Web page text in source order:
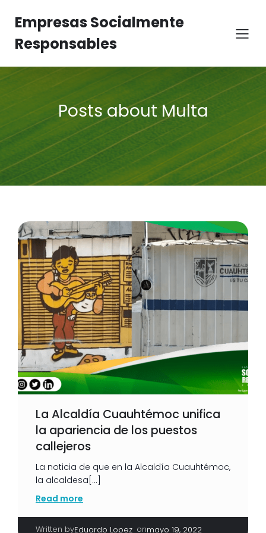
Empresas Socialmente
Responsables
Posts about Multa
La Alcaldía Cuauhtémoc unifica
la apariencia de los puestos
callejeros
La noticia de que en la Alcaldía Cuauhtémoc,
la alcaldesa[…]
Read more
Written byEduardo Lopez onmayo 19, 2022